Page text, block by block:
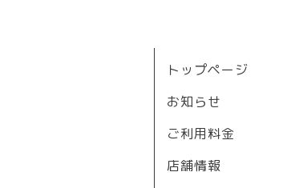
トップページ
お知らせ
ご利用料金
店舗情報